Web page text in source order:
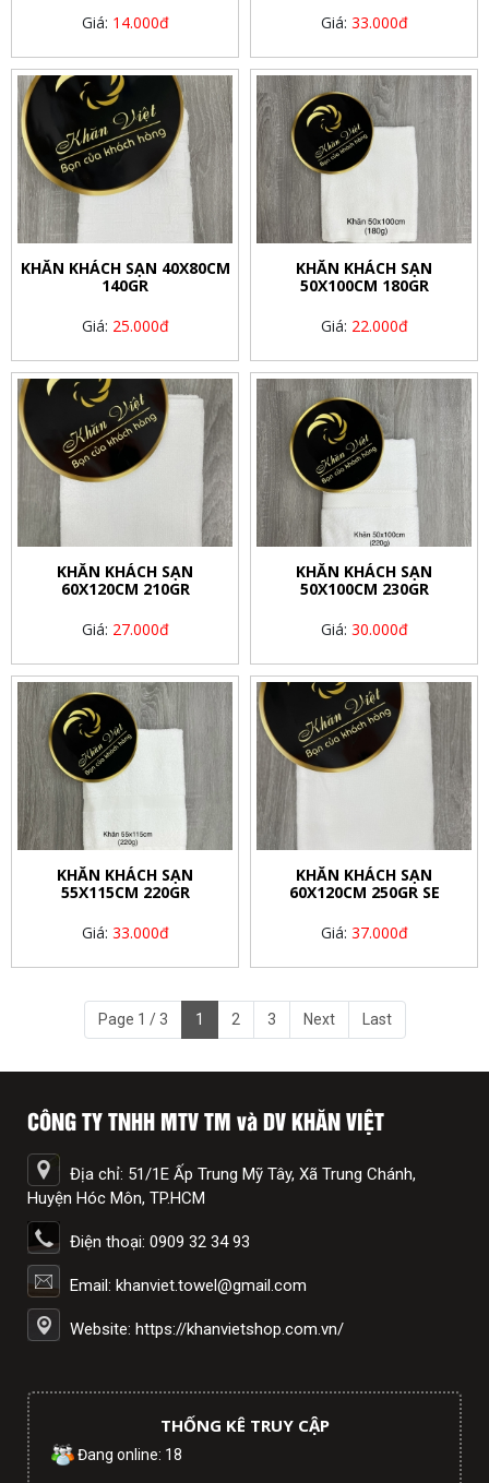
Giá: 14.000đ
Giá: 33.000đ
KHĂN KHÁCH SẠN 40X80CM
140GR
Giá: 25.000đ
KHĂN KHÁCH SẠN
50X100CM 180GR
Giá: 22.000đ
KHĂN KHÁCH SẠN
60X120CM 210GR
Giá: 27.000đ
KHĂN KHÁCH SẠN
50X100CM 230GR
Giá: 30.000đ
KHĂN KHÁCH SẠN
55X115CM 220GR
Giá: 33.000đ
KHĂN KHÁCH SẠN
60X120CM 250GR SE
Giá: 37.000đ
Page 1 / 3 1 2 3 Next Last
CÔNG TY TNHH MTV TM và DV KHĂN VIỆT
Địa chỉ: 51/1E Ấp Trung Mỹ Tây, Xã Trung Chánh,
Huyện Hóc Môn, TP.HCM
Điện thoại: 0909 32 34 93
Email: khanviet.towel@gmail.com
Website: https://khanvietshop.com.vn/
THỐNG KÊ TRUY CẬP
Đang online: 18